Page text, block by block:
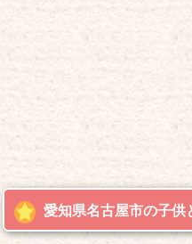
愛知県名古屋市の子供